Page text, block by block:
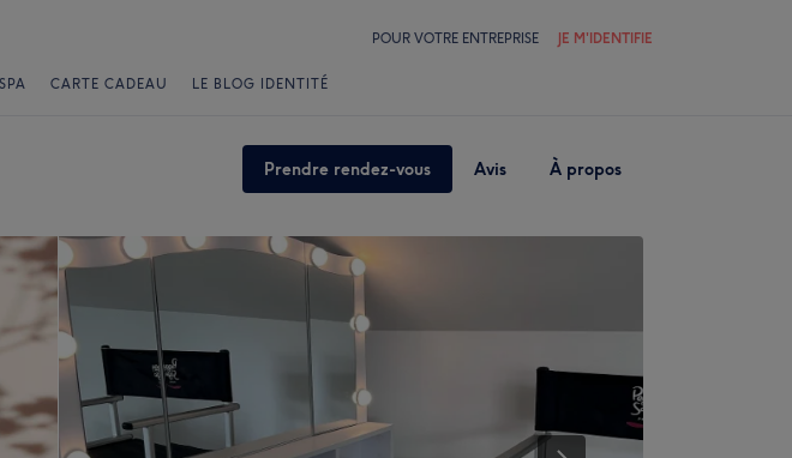
POUR VOTRE ENTREPRISE JE M'IDENTIFIE
SPA CARTE CADEAU LE BLOG IDENTITÉ
Prendre rendez-vous Avis À propos